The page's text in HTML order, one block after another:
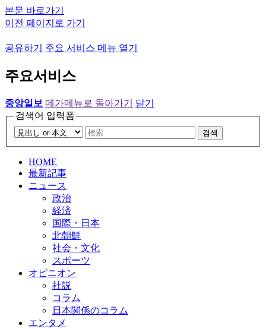
본문 바로가기
이전 페이지로 가기
공유하기 주요 서비스 메뉴 열기
주요서비스
중앙일보 메가메뉴로 돌아가기
닫기
검색어 입력폼
검색
HOME
最新記事
ニュース
政治
経済
国際・日本
北朝鮮
社会・文化
スポーツ
オピニオン
社説
コラム
日本関係のコラム
エンタメ